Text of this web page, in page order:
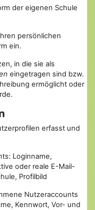
der eigenen Schule
persönlichen
ein.
in die sie als
eingetragen sind bzw.
ermöglicht oder
erfasst und
Loginname,
oder reale E-Mail-
Profilbild
Nutzeraccounts
Kennwort, Vor- und